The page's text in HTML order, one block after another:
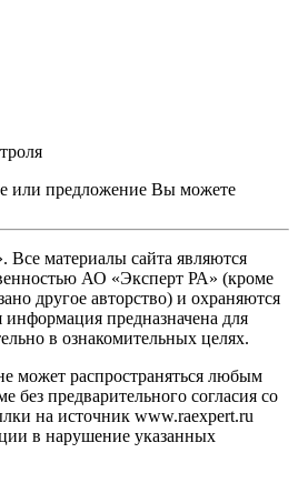
или предложение Вы можете
материалы сайта являются
АО «Эксперт РА» (кроме
другое авторство) и охраняются
информация предназначена для
в ознакомительных целях.
может распространяться любым
без предварительного согласия со
на источник www.raexpert.ru
в нарушение указанных